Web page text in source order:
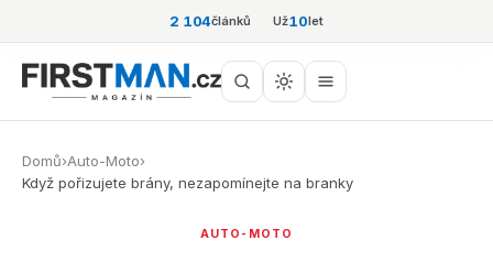
2 104článků Už10let
Domů›Auto-Moto›
Když pořizujete brány, nezapomínejte na branky
AUTO-MOTO